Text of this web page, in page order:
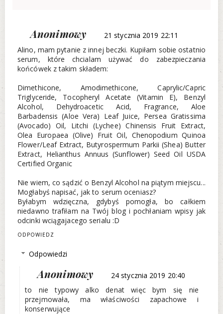
Anonimowy
21 stycznia 2019 22:11
Alino, mam pytanie z innej beczki. Kupiłam sobie ostatnio
serum, które chcialam używać do zabezpieczania
końcówek z takim składem:
Dimethicone, Amodimethicone, Caprylic/Capric
Triglyceride, Tocopheryl Acetate (Vitamin E), Benzyl
Alcohol, Dehydroacetic Acid, Fragrance, Aloe
Barbadensis (Aloe Vera) Leaf Juice, Persea Gratissima
(Avocado) Oil, Litchi (Lychee) Chinensis Fruit Extract,
Olea Europaea (Olive) Fruit Oil, Chenopodium Quinoa
Flower/Leaf Extract, Butyrospermum Parkii (Shea) Butter
Extract, Helianthus Annuus (Sunflower) Seed Oil USDA
Certified Organic
Nie wiem, co sądzić o Benzyl Alcohol na piątym miejscu...
Mogłabyś napisać, jak to serum oceniasz?
Byłabym wdzięczna, gdybyś pomogła, bo całkiem
niedawno trafiłam na Twój blog i pochłaniam wpisy jak
odcinki wciągajacego serialu :D
ODPOWIEDZ
Odpowiedzi
Anonimowy
24 stycznia 2019 20:40
to nie typowy alko denat więc bym się nie
przejmowała, ma właściwości zapachowe i
konserwujące